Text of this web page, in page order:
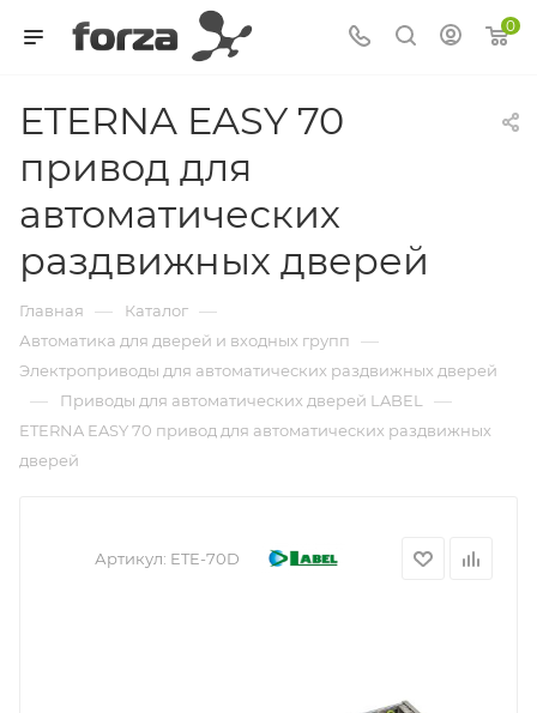
0
ETERNA EASY 70
привод для
автоматических
раздвижных дверей
Главная — Каталог —
Автоматика для дверей и входных групп —
Электроприводы для автоматических раздвижных дверей
— Приводы для автоматических дверей LABEL —
ETERNA EASY 70 привод для автоматических раздвижных
дверей
Артикул: ETE-70D